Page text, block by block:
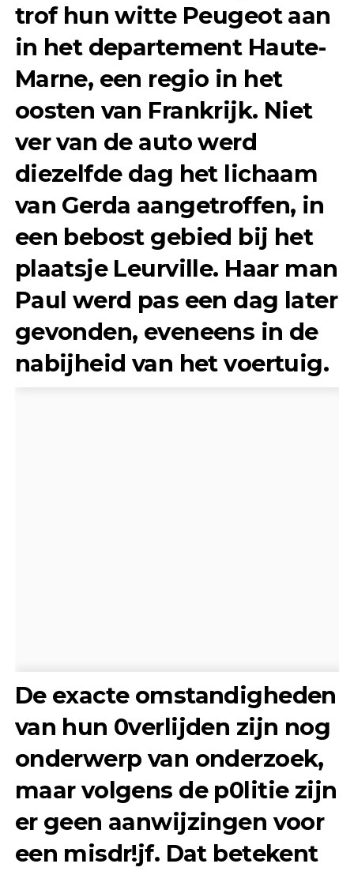
trof hun witte Peugeot aan
in het departement Haute-
Marne, een regio in het
oosten van Frankrijk. Niet
ver van de auto werd
diezelfde dag het lichaam
van Gerda aangetroffen, in
een bebost gebied bij het
plaatsje Leurville. Haar man
Paul werd pas een dag later
gevonden, eveneens in de
nabijheid van het voertuig.
De exacte omstandigheden
van hun 0verlijden zijn nog
onderwerp van onderzoek,
maar volgens de p0litie zijn
er geen aanwijzingen voor
een misdr!jf. Dat betekent